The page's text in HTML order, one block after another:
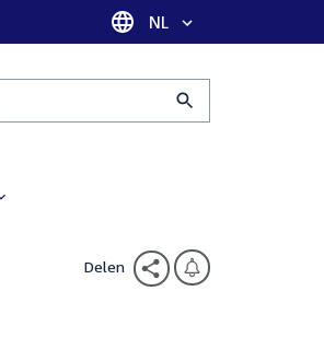
Taal selectie
NL
Delen